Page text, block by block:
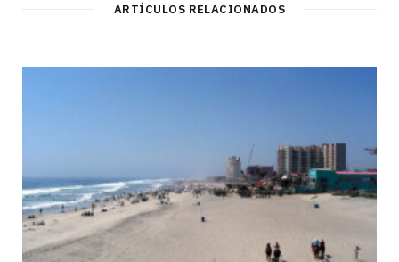
ARTÍCULOS RELACIONADOS